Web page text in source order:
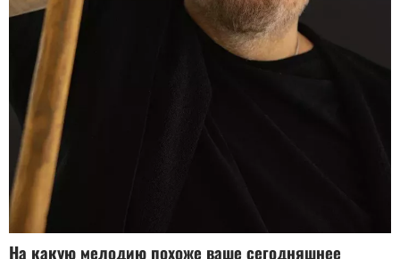
На какую мелодию похоже ваше сегодняшнее